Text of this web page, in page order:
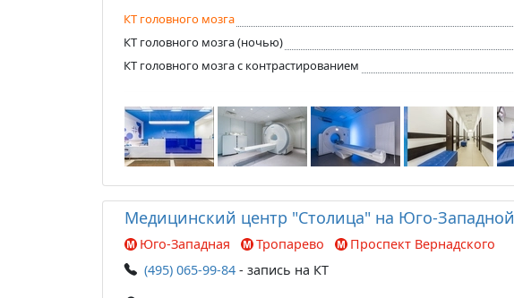
КТ головного мозга
КТ головного мозга (ночью)
КТ головного мозга с контрастированием
Медицинский центр "Столица" на Юго-Западной
Юго-Западная Тропарево
Проспект Вернадского
(495) 065-99-84 - запись на КТ